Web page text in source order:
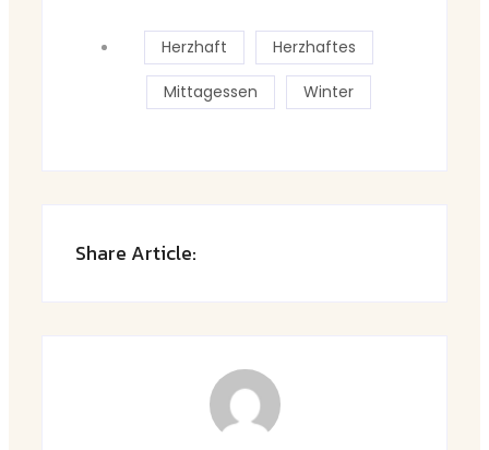
Herzhaft Herzhaftes
Mittagessen Winter
Share Article: